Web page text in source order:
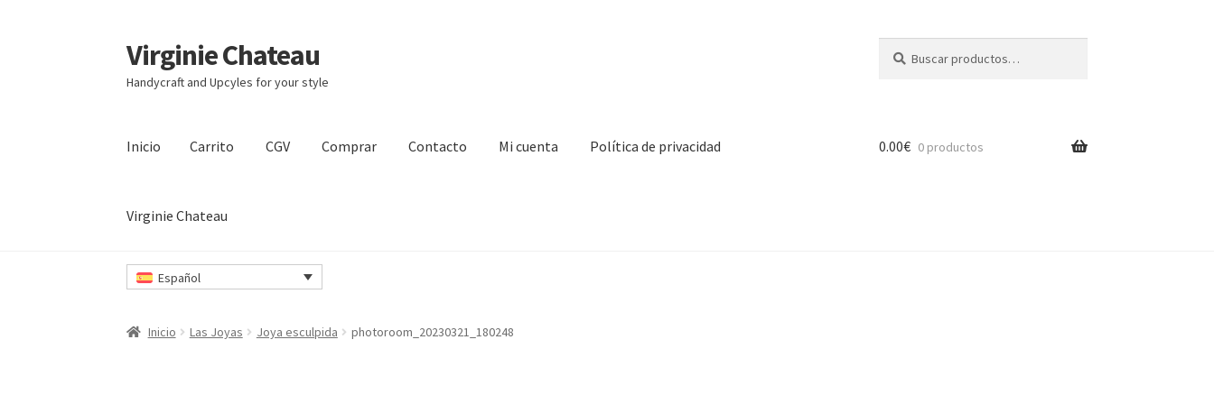
Ir
a
la
Ir
al
contenido
Virginie Chateau
Handycraft and Upcyles for your style
por:
Inicio Carrito CGV Comprar Contacto Mi cuenta Política de privacidad
Virginie Chateau
InicioCarrito Contacto
0.00€ 0 productos
Español
Inicio Las Joyas Joya esculpida photoroom_20230321_180248